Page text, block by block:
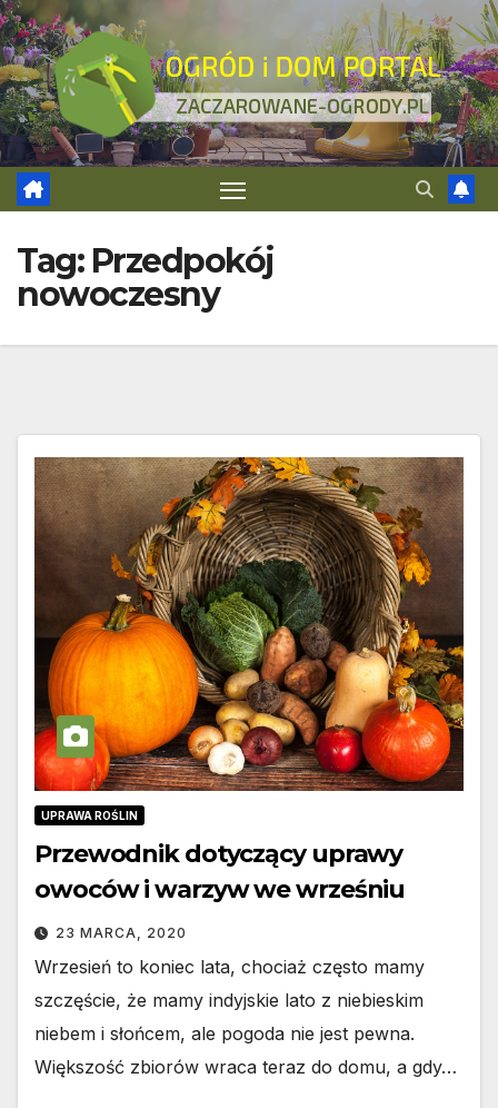
Skip
to
content
Tag: Przedpokój
nowoczesny
UPRAWA ROŚLIN
Przewodnik dotyczący uprawy
owoców i warzyw we wrześniu
23 MARCA, 2020
Wrzesień to koniec lata, chociaż często mamy
szczęście, że mamy indyjskie lato z niebieskim
niebem i słońcem, ale pogoda nie jest pewna.
Większość zbiorów wraca teraz do domu, a gdy…